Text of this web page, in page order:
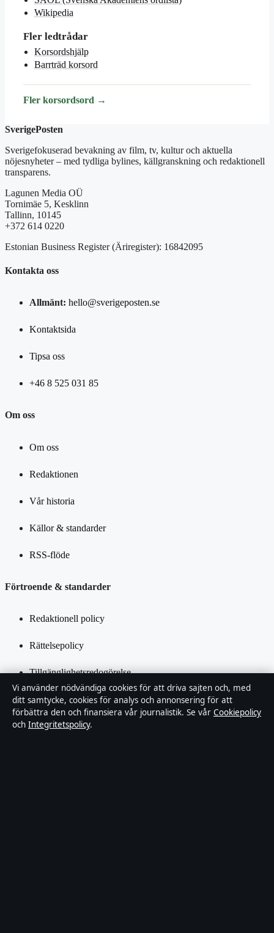
Wikipedia
Fler ledtrådar
Korsordshjälp
Barrträd korsord
Fler korsordsord →
SverigePosten
Sverigefokuserad bevakning av film, tv, kultur och aktuella
nöjesnyheter – med tydliga bylines, källgranskning och redaktionell
transparens.
Lagunen Media OÜ
Tornimäe 5, Kesklinn
Tallinn, 10145
+372 614 0220
Estonian Business Register (Äriregister): 16842095
Kontakta oss
Allmänt: hello@sverigeposten.se
Kontaktsida
Tipsa oss
+46 8 525 031 85
Om oss
Om oss
Redaktionen
Vår historia
Källor & standarder
RSS-flöde
Förtroende & standarder
Redaktionell policy
Rättelsepolicy
Tillgänglighetsredogörelse
Integritetspolicy
Kändisar & integritet
Vi använder nödvändiga cookies för att driva sajten och, med
ditt samtycke, cookies för analys och annonsering för att
förbättra den och finansiera vår journalistik. Se vår Cookiepolicy
och Integritetspolicy.